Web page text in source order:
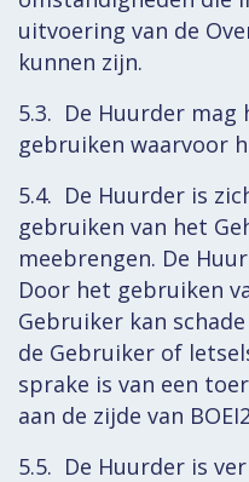
uitvoering van de
kunnen zijn.
5.3. De Huurder mag
gebruiken waarvoor
5.4. De Huurder is
gebruiken van het
meebrengen. De
Door het gebruiken
Gebruiker kan
de Gebruiker of
sprake is van een
aan de zijde van
5.5. De Huurder is